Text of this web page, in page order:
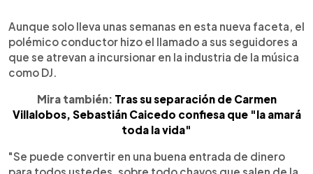
Aunque solo lleva unas semanas en esta nueva faceta, el
polémico conductor hizo el llamado a sus seguidores a
que se atrevan a incursionar en la industria de la música
como DJ.
Mira también: Tras su separación de Carmen
Villalobos, Sebastián Caicedo confiesa que "la amará
toda la vida"
"Se puede convertir en una buena entrada de dinero
para todos ustedes, sobre todo chavos que salen de la